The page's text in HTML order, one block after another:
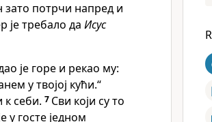
зато потрчи напред и
је требало да Исус
је горе и рекао му:
у твојој кући.“
к себи. 7 Сви који су то
у госте једном